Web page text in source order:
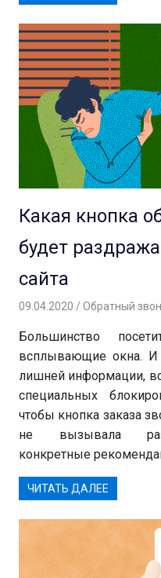
Какая кнопка
будет
сайта
09.04.2020 Вероника
Обратный
Большинство
всплывающие окна. И
лишней информации,
специальных
чтобы кнопка заказа
не вызывала
конкретные
ЧИТАТЬ ДАЛЕЕ